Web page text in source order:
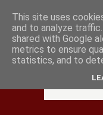
This site uses
and to analyze
shared with Google
metrics to ensure
statistics, and to